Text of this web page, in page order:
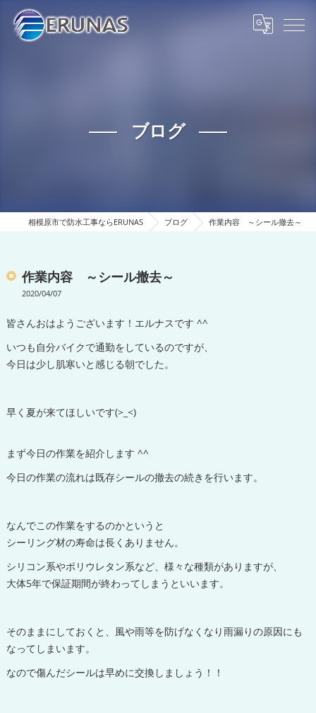
ブログ
相模原市で防水工事ならERUNAS ブログ 作業内容 ～シール撤去～
作業内容 ～シール撤去～
2020/04/07
皆さんおはようございます！エルナスです ^^
いつも自分バイクで通勤をしているのですが、
今日は少し肌寒いと感じる朝でした。
早く夏が来てほしいです(>_<)
まず今日の作業を紹介します ^^
今日の作業の流れは既存シールの撤去の続きを行います。
なんでこの作業をするのかというと
シーリング材の寿命は長くありません。
シリコン系やポリウレタン系など、様々な種類がありますが、
大体5年で保証期間が終わってしまうといいます。
そのままにしておくと、風や雨等を防げなくなり雨漏りの原因にも
なってしまいます。
なので傷んだシールは早めに交換しましょう！！